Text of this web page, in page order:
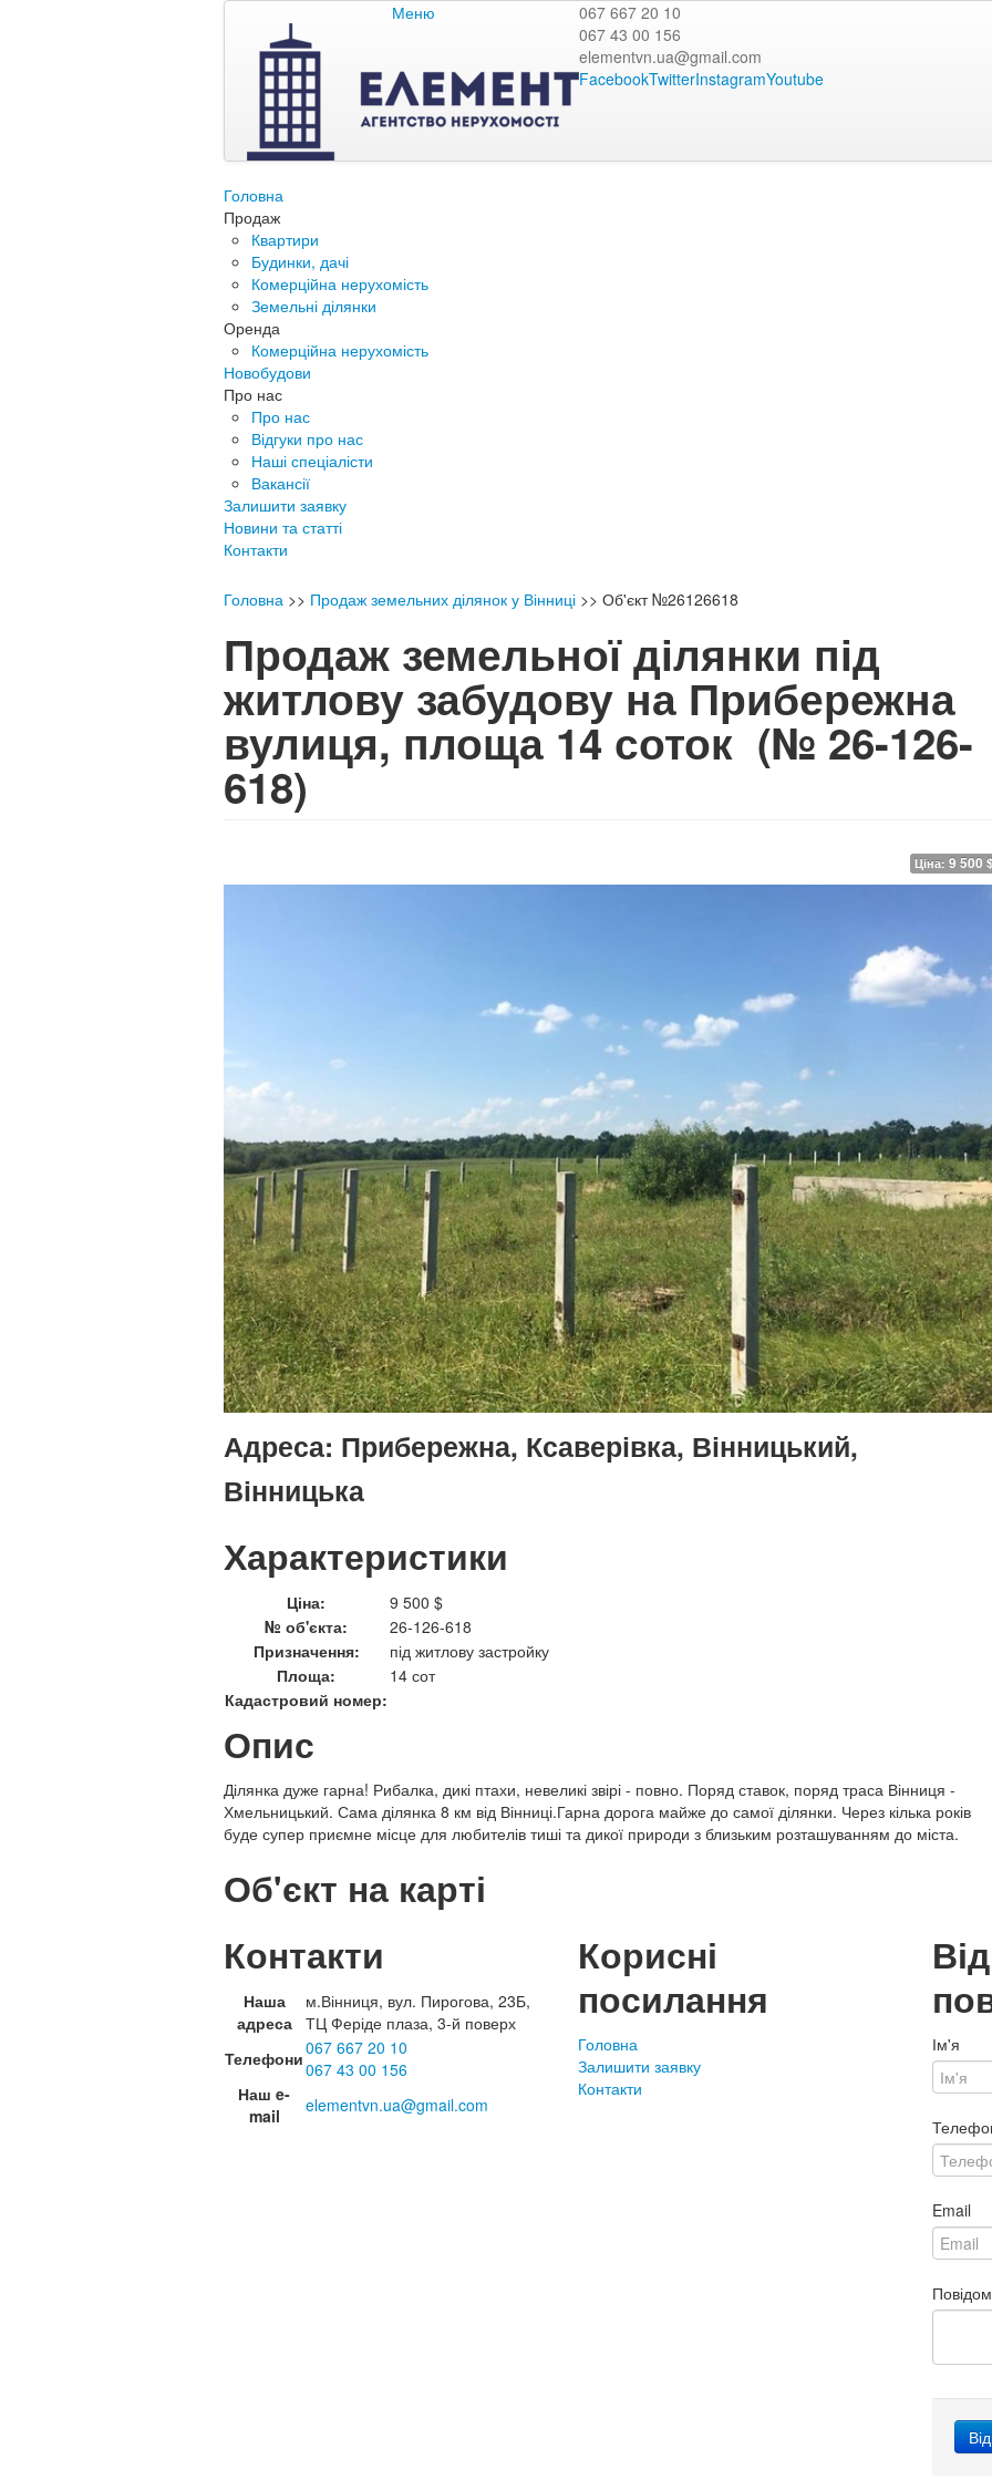
Меню
067 667 20 10
067 43 00 156
elementvn.ua@gmail.com
FacebookTwitterInstagramYoutube
Головна
Продаж
Квартири
Будинки, дачі
Комерційна нерухомість
Земельні ділянки
Оренда
Комерційна нерухомість
Новобудови
Про нас
Про нас
Відгуки про нас
Наші спеціалісти
Вакансії
Залишити заявку
Новини та статті
Контакти
Головна >> Продаж земельних ділянок у Вінниці >> Об'єкт №26126618
Продаж земельної ділянки під
житлову забудову на Прибережна
вулиця, площа 14 соток (№ 26-126-
618)
Ціна: 9 500 $
Адреса: Прибережна, Ксаверівка, Вінницький,
Вінницька
Характеристики
Ціна:
9 500 $
№ об'єкта:
26-126-618
Призначення:
під житлову застройку
Площа:
14 сот
Кадастровий номер:
Опис
Ділянка дуже гарна! Рибалка, дикі птахи, невеликі звірі - повно. Поряд ставок, поряд траса Вінниця -
Хмельницький. Сама ділянка 8 км від Вінниці.Гарна дорога майже до самої ділянки. Через кілька років
буде супер приємне місце для любителів тиші та дикої природи з близьким розташуванням до міста.
Об'єкт на карті
Контакти
Наша
адреса
м.Вінниця, вул. Пирогова, 23Б,
ТЦ Феріде плаза, 3-й поверх
Телефони067 667 20 10
067 43 00 156
Наш e-
mail
elementvn.ua@gmail.com
Корисні
посилання
Головна
Залишити заявку
Контакти
Ім'я
Email